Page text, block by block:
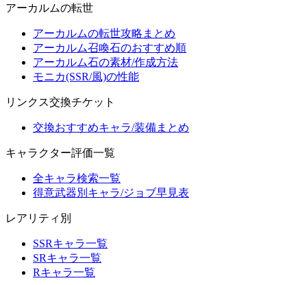
アーカルムの転世
アーカルムの転世攻略まとめ
アーカルム召喚石のおすすめ順
アーカルム石の素材/作成方法
モニカ(SSR/風)の性能
リンクス交換チケット
交換おすすめキャラ/装備まとめ
キャラクター評価一覧
全キャラ検索一覧
得意武器別キャラ/ジョブ早見表
レアリティ別
SSRキャラ一覧
SRキャラ一覧
Rキャラ一覧